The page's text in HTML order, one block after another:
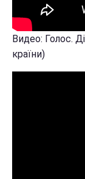
Видео: Голос.
країни)